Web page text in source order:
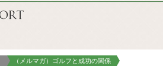
（メルマガ）ゴルフと成功の関係